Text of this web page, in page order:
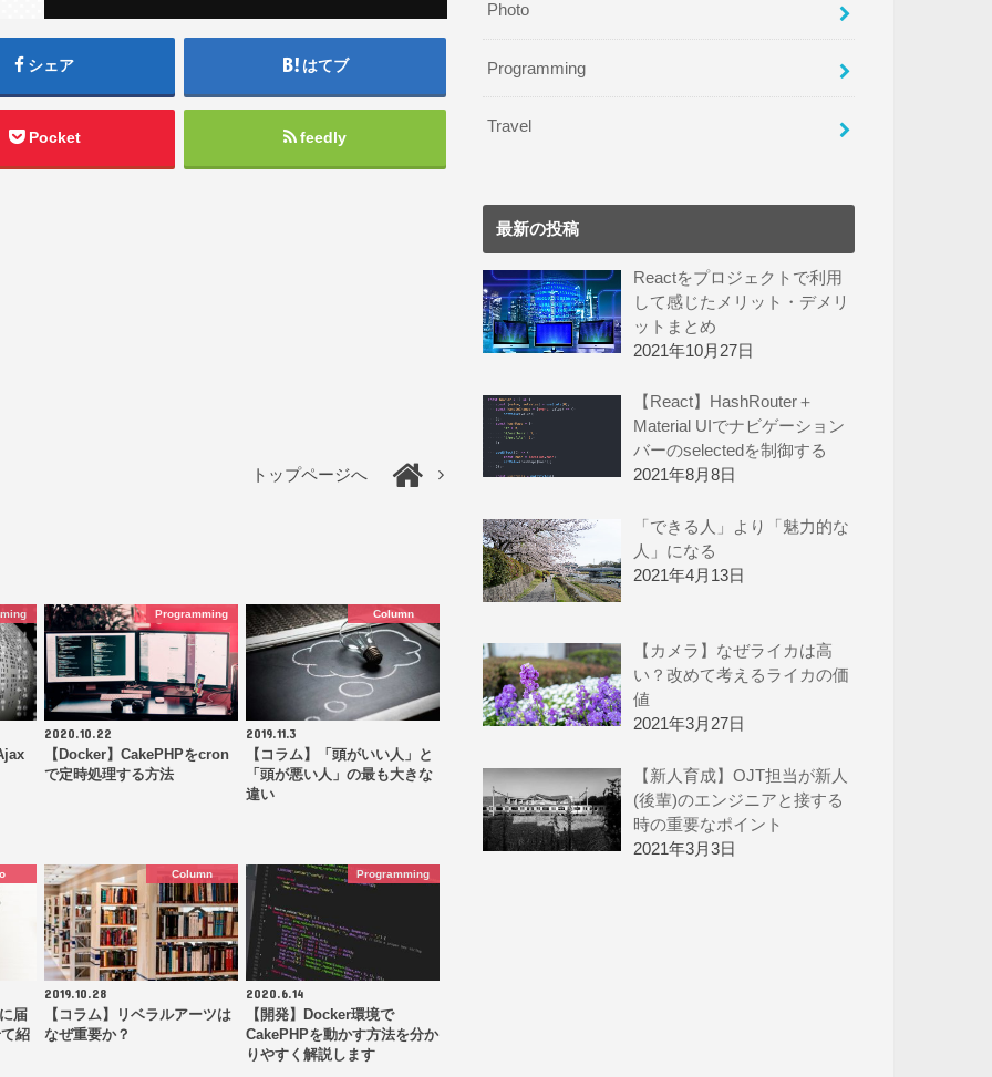
シェア はてブ
Pocket feedly
トップページへ
Programming
2020.10.22
【Docker】CakePHPをcron
で定時処理する方法
Column
2019.11.3
【コラム】「頭がいい人」と
「頭が悪い人」の最も大きな
違い
届
紹
Column
2019.10.28
【コラム】リベラルアーツは
なぜ重要か？
Programming
2020.6.14
【開発】Docker環境で
CakePHPを動かす方法を分か
りやすく解説します
Photo
Programming
Travel
最新の投稿
Reactをプロジェクトで利用
して感じたメリット・デメリ
ットまとめ
2021年10月27日
【React】HashRouter＋
Material UIでナビゲーション
バーのselectedを制御する
2021年8月8日
「できる人」より「魅力的な
人」になる
2021年4月13日
【カメラ】なぜライカは高
い？改めて考えるライカの価
値
2021年3月27日
【新人育成】OJT担当が新人
(後輩)のエンジニアと接する
時の重要なポイント
2021年3月3日